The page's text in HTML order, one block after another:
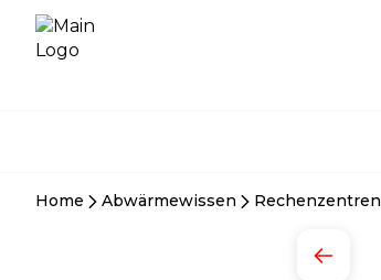
Home Abwärmewissen Rechenzentren